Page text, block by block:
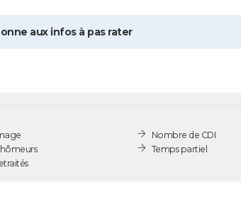
aux infos à pas rater
Nombre de CDI
Temps partiel